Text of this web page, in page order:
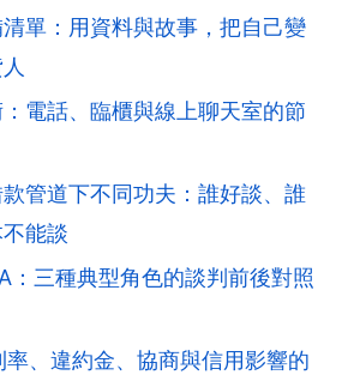
單：用資料與故事，把自己變
電話、臨櫃與線上聊天室的節
管道下不同功夫：誰好談、誰
能談
：三種典型角色的談判前後對照
率、違約金、協商與信用影響的